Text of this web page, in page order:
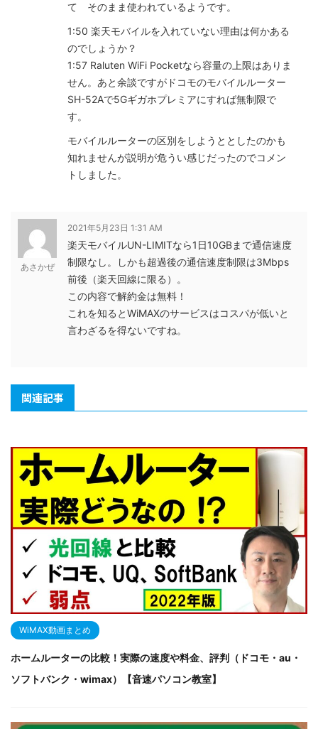
て そのまま使われているようです。
1:50 楽天モバイルを入れていない理由は何かある
のでしょうか？
1:57 Raluten WiFi Pocketなら容量の上限はありま
せん。あと余談ですがドコモのモバイルルーター
SH-52Aで5Gギガホプレミアにすれば無制限で
す。
モバイルルーターの区別をしようととしたのかも
知れませんが説明が危うい感じだったのでコメン
トしました。
あさかぜ
2021年5月23日 1:31 AM
楽天モバイルUN-LIMITなら1日10GBまで通信速度
制限なし。しかも超過後の通信速度制限は3Mbps
前後（楽天回線に限る）。
この内容で解約金は無料！
これを知るとWiMAXのサービスはコスパが低いと
言わざるを得ないですね。
関連記事
WiMAX動画まとめ
ホームルーターの比較！実際の速度や料金、評判（ドコモ・au・
ソフトバンク・wimax）【音速パソコン教室】